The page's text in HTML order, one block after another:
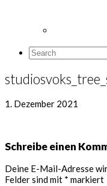
Search
1. Dezember 2021
Leser-
Interaktionen
Schreibe einen
Deine E-Mail-Adresse
Felder sind mit * markiert